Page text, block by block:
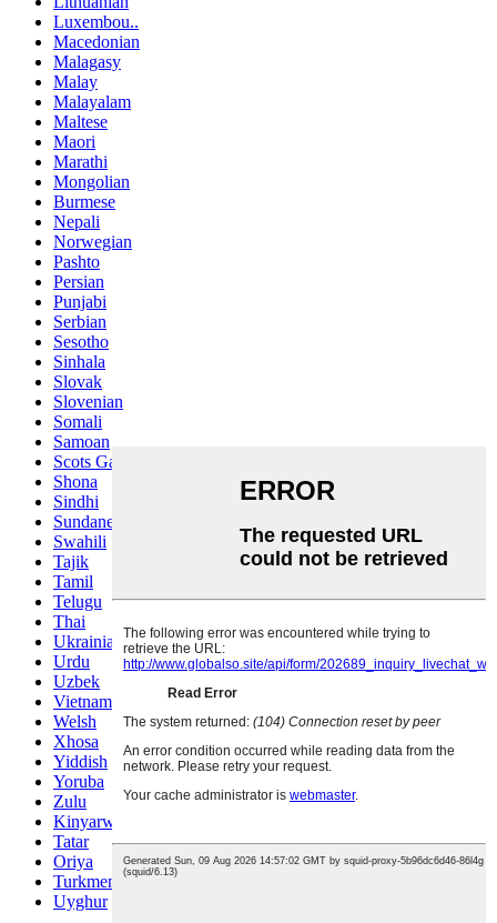
Luxembou..
Macedonian
Malagasy
Malay
Malayalam
Maltese
Maori
Marathi
Mongolian
Burmese
Nepali
Norwegian
Pashto
Persian
Punjabi
Serbian
Sesotho
Sinhala
Slovak
Slovenian
Somali
Samoan
Scots Gaelic
Shona
Sindhi
Sundanese
Swahili
Tajik
Tamil
Telugu
Thai
Ukrainian
Urdu
Uzbek
Vietnamese
Welsh
Xhosa
Yiddish
Yoruba
Zulu
Kinyarwanda
Tatar
Oriya
Turkmen
Uyghur